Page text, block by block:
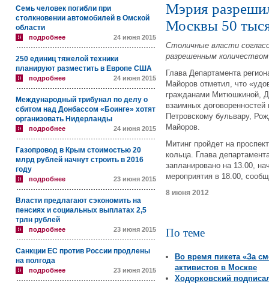
Семь человек погибли при
столкновении автомобилей в Омской
области
подробнее 24 июня 2015
250 единиц тяжелой техники
планируют разместить в Европе США
подробнее 24 июня 2015
Международный трибунал по делу о
сбитом над Донбассом «Боинге» хотят
организовать Нидерланды
подробнее 24 июня 2015
Газопровод в Крым стоимостью 20
млрд рублей начнут строить в 2016
году
подробнее 23 июня 2015
Власти предлагают сэкономить на
пенсиях и социальных выплатах 2,5
трлн рублей
подробнее 23 июня 2015
Санкции ЕС против России продлены
на полгода
подробнее 23 июня 2015
Мэрия
Москвы 50
Столичные власти
разрешенным
Глава Департамента
Майоров отметил, что
гражданами Митюшкиной,
взаимных
Петровскому бульвару,
Майоров.
Митинг пройдет на
кольца. Глава
запланировано на 13.00,
мероприятия в 18.00,
8 июня 2012
По теме
Во время пикета «За
активистов в Москве
Ходорковский